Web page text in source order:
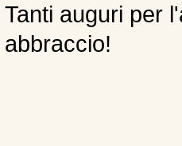
Tanti auguri per
abbraccio!